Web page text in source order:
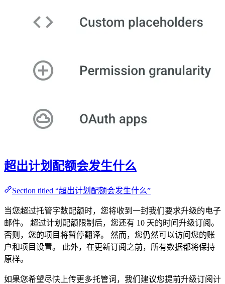
超出计划配额会发生什么
Section titled “超出计划配额会发生什么”
当您超过托管字数配额时，您将收到一封我们要求升级的电子
邮件。 超过计划配额限制后，您还有 10 天的时间升级订阅。
否则，您的项目将暂停翻译。 然而，您仍然可以访问您的账
户和项目设置。 此外，在更新订阅之前，所有数据都将保持
原样。
如果您希望尽快上传更多托管词，我们建议您提前升级订阅计